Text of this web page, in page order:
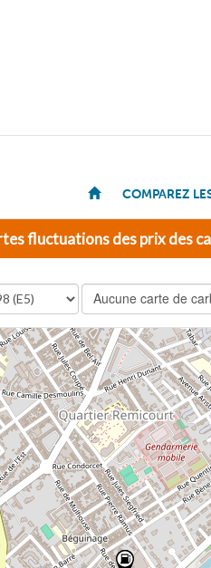
COMPAREZ
fluctuations des prix des
Aucune carte de